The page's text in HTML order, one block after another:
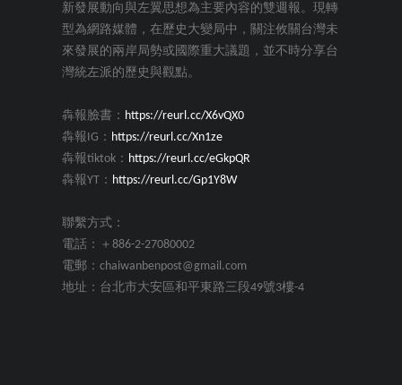
新發展動向與左翼思想為主要內容的雙週報。現轉
型為網路媒體，在歷史大變局中，關注攸關台灣未
來發展的兩岸局勢或國際重大議題，並不時分享台
灣統左派的歷史與觀點。
犇報臉書： https://reurl.cc/X6vQX0
犇報IG： https://reurl.cc/Xn1ze
犇報tiktok： https://reurl.cc/eGkpQR
犇報YT： https://reurl.cc/Gp1Y8W
聯繫方式：
電話：＋886-2-27080002
電郵：chaiwanbenpost@gmail.com
地址：台北市大安區和平東路三段49號3樓-4